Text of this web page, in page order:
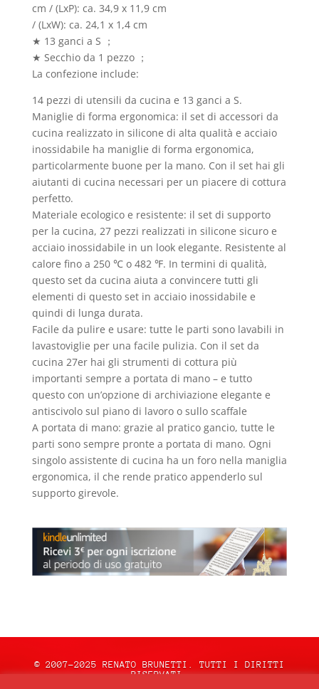
cm / (LxP): ca. 34,9 x 11,9 cm
/ (LxW): ca. 24,1 x 1,4 cm
★ 13 ganci a S ；
★ Secchio da 1 pezzo ；
La confezione include:
14 pezzi di utensili da cucina e 13 ganci a S.
Maniglie di forma ergonomica: il set di accessori da
cucina realizzato in silicone di alta qualità e acciaio
inossidabile ha maniglie di forma ergonomica,
particolarmente buone per la mano. Con il set hai gli
aiutanti di cucina necessari per un piacere di cottura
perfetto.
Materiale ecologico e resistente: il set di supporto
per la cucina, 27 pezzi realizzati in silicone sicuro e
acciaio inossidabile in un look elegante. Resistente al
calore fino a 250 ℃ o 482 ℉. In termini di qualità,
questo set da cucina aiuta a convincere tutti gli
elementi di questo set in acciaio inossidabile e
quindi di lunga durata.
Facile da pulire e usare: tutte le parti sono lavabili in
lavastoviglie per una facile pulizia. Con il set da
cucina 27er hai gli strumenti di cottura più
importanti sempre a portata di mano – e tutto
questo con un’opzione di archiviazione elegante e
antiscivolo sul piano di lavoro o sullo scaffale
A portata di mano: grazie al pratico gancio, tutte le
parti sono sempre pronte a portata di mano. Ogni
singolo assistente di cucina ha un foro nella maniglia
ergonomica, il che rende pratico appenderlo sul
supporto girevole.
© 2007-2025 RENATO BRUNETTI. TUTTI I DIRITTI
RISERVATI.